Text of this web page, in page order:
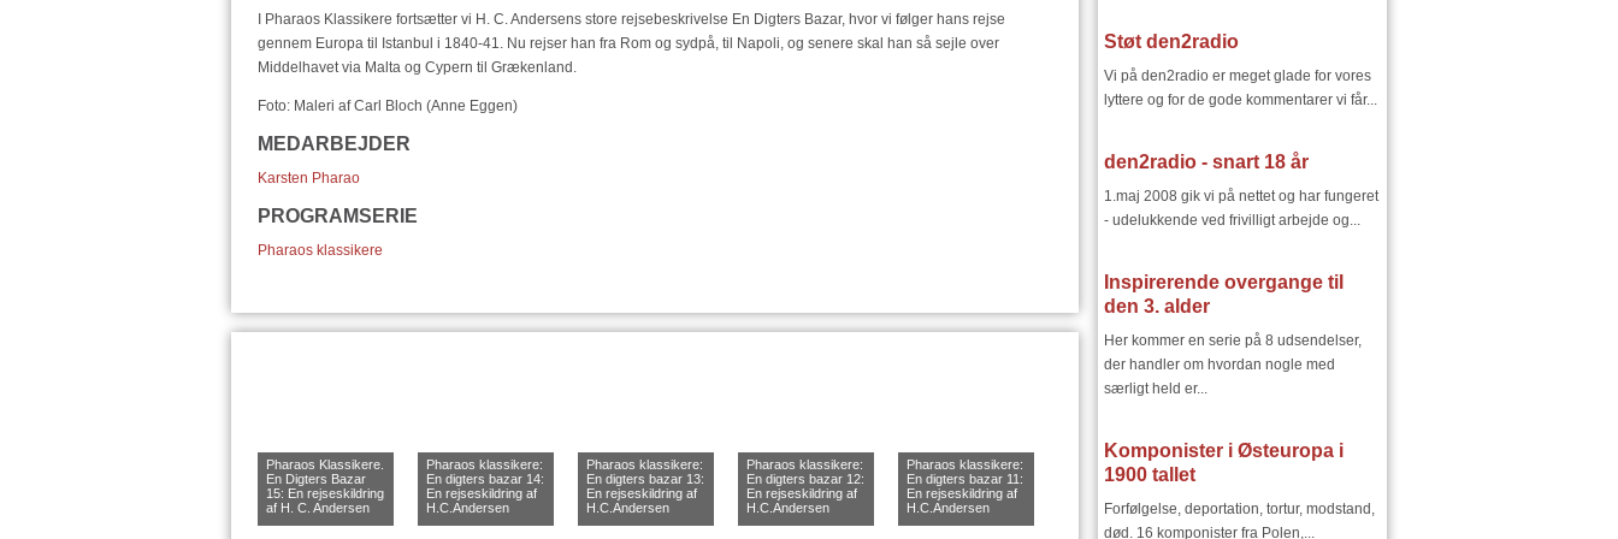
I Pharaos Klassikere fortsætter vi H. C. Andersens store rejsebeskrivelse En Digters Bazar, hvor vi følger hans rejse
gennem Europa til Istanbul i 1840-41. Nu rejser han fra Rom og sydpå, til Napoli, og senere skal han så sejle over
Middelhavet via Malta og Cypern til Grækenland.
Foto: Maleri af Carl Bloch (Anne Eggen)
MEDARBEJDER
Karsten Pharao
PROGRAMSERIE
Pharaos klassikere
Pharaos Klassikere.
En Digters Bazar
15: En rejseskildring
af H. C. Andersen
Pharaos klassikere:
En digters bazar 14:
En rejseskildring af
H.C.Andersen
Pharaos klassikere:
En digters bazar 13:
En rejseskildring af
H.C.Andersen
Pharaos klassikere:
En digters bazar 12:
En rejseskildring af
H.C.Andersen
Pharaos klassikere:
En digters bazar 11:
En rejseskildring af
H.C.Andersen
Støt den2radio
Vi på den2radio er meget glade for vores
lyttere og for de gode kommentarer vi får...
den2radio - snart 18 år
1.maj 2008 gik vi på nettet og har fungeret
- udelukkende ved frivilligt arbejde og...
Inspirerende overgange til
den 3. alder
Her kommer en serie på 8 udsendelser,
der handler om hvordan nogle med
særligt held er...
Komponister i Østeuropa i
1900 tallet
Forfølgelse, deportation, tortur, modstand,
død. 16 komponister fra Polen,...